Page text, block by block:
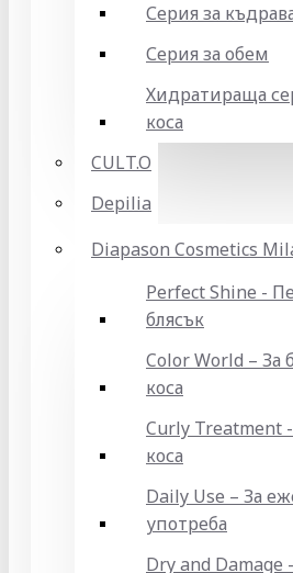
Серия за
Серия за обем
Хидратираща
коса
CULT.O
Depilia
Diapason Cosmetics
Perfect Shine -
блясък
Color World – За
коса
Curly Treatment
коса
Daily Use – За
употреба
Dry and Damage